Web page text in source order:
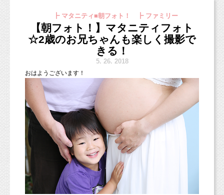
ジをご案内します）
スタジオミルク初開催のベビトレヨガです！
首が座った赤ちゃん〜3歳位のお子さまとママのためのイベント
https://ameblo.jp/twinklestar-yoga/entry-12376092955.html
実は7月も新しいイベントが追加される予定ですので、
また募集が開始されましたら告知いたします！
先生のページの告知が早いかも？ですので、ぜひマメにチェック
してみてください。
http://ameblo.jp/yasashiikimochi-baby/
ベビ＆キッズフォト以外のイベントに関しましては、
お申し込み・お問い合わせ等はそれぞれの先生にご確認くださ
い！
お手数ですが、どうぞよろしくお願いいたします。
が、許してください！）
今日は人気のアイテム！
キャンバスフレームをご紹介します♪
キャンバスフレームは大中小の3種類。
（
キャンバスサイズF10や15のサイズもお作りすることが可
能です。
(飾りつけはスタジオにも幾つかございます。お持ちいただいて
デコレーションもOKです！)
また80サイズのお洋服は男女各2着ずつご用意しておりますの
で、
無料で着ていただくこともできます（＾ー＾）
（2歳さんくらいまでは着用可能です。）
スマッシュケーキのお写真をご紹介（＾＾）
1歳のお誕生日にケーキを崩しながら、食べてお祝いするという
ものです。
アメリカを中心として世界で流行中です！
可愛いケーキと一緒に撮影できるので、
写真映えもするし、お誕生日の記念にぴったりですよね♪
┣ マタニティ■朝フォト！ ┣ ファミリー
【朝フォト！】マタニティフォト
☆2歳のお兄ちゃんも楽しく撮影で
きる！
5. 26. 2018
おは ようございます！